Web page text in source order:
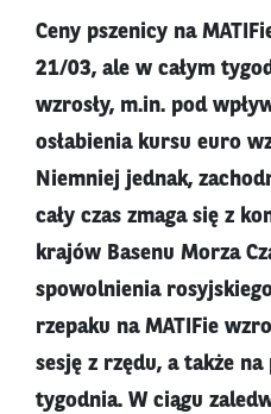
Ceny pszenicy na
21/03, ale w całym
wzrosły, m.in. pod
osłabienia kursu euro
Niemniej jednak,
cały czas zmaga się z
krajów Basenu Morza
spowolnienia
rzepaku na MATIFie
sesję z rzędu, a także
tygodnia. W ciągu